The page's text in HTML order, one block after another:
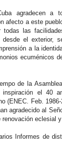
agradecen a
afecto a este
todas las
el exterior,
a la
ecuménicos
de la
el 40
(ENEC. Feb.
agradecido al
eclesial
Informes de